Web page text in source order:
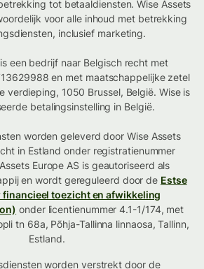
tot betaaldiensten. Wise Assets
voor alle inhoud met betrekking
inclusief marketing.
een bedrijf naar Belgisch recht met
en met maatschappelijke zetel
verdieping, 1050 Brussel, België. Wise is
betalingsinstelling in België.
worden geleverd door Wise Assets
in Estland onder registratienummer
Europe AS is geautoriseerd als
en wordt gereguleerd door de Estse
toezicht en afwikkeling
onder licentienummer 4.1-1/174, met
tn 68a, Põhja-Tallinna linnaosa, Tallinn,
Estland.
worden verstrekt door de